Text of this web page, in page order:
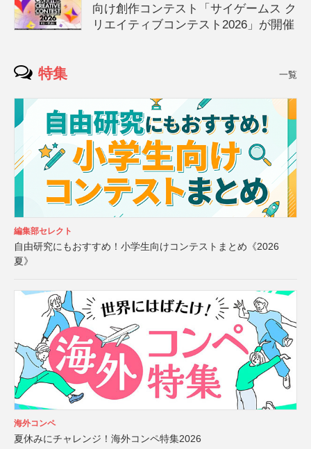
向け創作コンテスト「サイゲームス ク
リエイティブコンテスト2026」が開催
特集 一覧
編集部セレクト
自由研究にもおすすめ！小学生向けコンテストまとめ《2026
夏》
海外コンペ
夏休みにチャレンジ！海外コンペ特集2026